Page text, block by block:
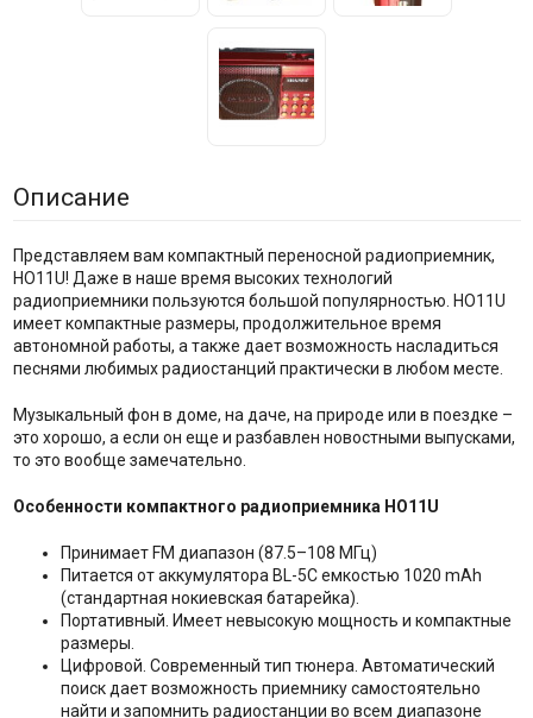
Описание
Представляем вам компактный переносной радиоприемник,
HO11U! Даже в наше время высоких технологий
радиоприемники пользуются большой популярностью. HO11U
имеет компактные размеры, продолжительное время
автономной работы, а также дает возможность насладиться
песнями любимых радиостанций практически в любом месте.
Музыкальный фон в доме, на даче, на природе или в поездке –
это хорошо, а если он еще и разбавлен новостными выпусками,
то это вообще замечательно.
Особенности компактного радиоприемника HO11U
Принимает FM диапазон (87.5–108 МГц)
Питается от аккумулятора BL-5C емкостью 1020 mAh
(стандартная нокиевская батарейка).
Портативный. Имеет невысокую мощность и компактные
размеры.
Цифровой. Современный тип тюнера. Автоматический
поиск дает возможность приемнику самостоятельно
найти и запомнить радиостанции во всем диапазоне